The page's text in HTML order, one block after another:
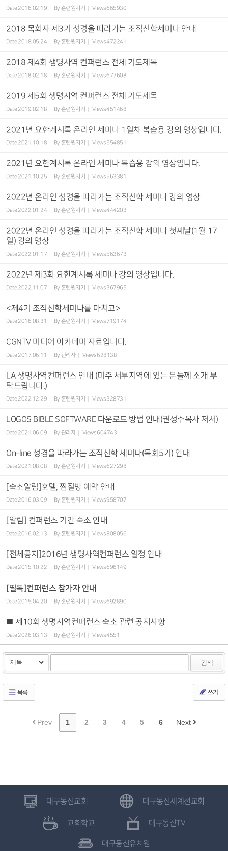
Date 2016.02.19 By 훈련원지기 Views665930
2018 목회자 제3기 성경을 따라가는 조직신학세미나 안내
Date 2018.05.24 By 훈련원지기 Views472241
2018 제4회 생명사역 컨퍼런스 전체 기도제목
Date 2018.02.18 By 훈련원지기 Views677608
2019 제5회 생명사역 컨퍼런스 전체 기도제목
Date 2019.02.18 By 훈련원지기 Views451468
2021년 요한계시록 온라인 세미나 1일차 복습용 강의 영상입니다.
Date 2021.10.18 By 훈련원지기 Views 554851
2021년 요한계시록 온라인 세미나 복습용 강의 영상입니다.
Date 2021.10.25 By 훈련원지기 Views 563381
2022년 온라인 성경을 따라가는 조직신학 세미나 강의 영상
Date 2022.01.24 By 훈련원지기 Views444203
2022년 온라인 성경을 따라가는 조직신학 세미나 첫째날(1월 17
일) 강의 영상
Date 2022.01.17 By 훈련원지기 Views 563673
2022년 제3회 요한계시록 세미나 강의 영상입니다.
Date 2022.11.07 By 훈련원지기 Views 367965
<제4기 조직신학세미나를 마치고>
Date 2016.08.31 By 훈련원지기 Views 719174
CGNTV 미디어 아카데미 자료입니다.
Date 2017.06.11 By 관리자 Views628138
LA 생명사역컨퍼런스 안내 (미주 서부지역에 있는 분들께 소개 부
탁드립니다.)
Date 2022.12.29 By 훈련원지기 Views 328731
LOGOS BIBLE SOFTWARE 다운로드 방법 안내(권성수목사 저서)
Date 2021.06.09 By 관리자 Views604743
On-line 성경을 따라가는 조직신학 세미나(목회5기) 안내
Date 2021.08.08 By 훈련원지기 Views627298
[숙소알림]호텔, 찜질방 예약 안내
Date 2016.03.09 By 훈련원지기 Views958707
[알림] 컨퍼런스 기간 숙소 안내
Date 2016.02.13 By 훈련원지기 Views 808056
[전체공지]2016년 생명사역컨퍼런스 일정 안내
Date 2015.10.22 By 훈련원지기 Views696149
[필독]컨퍼런스 참가자 안내
Date 2015.04.20 By 훈련원지기 Views692890
■ 제10회 생명사역컨퍼런스 숙소 관련 공지사항
Date 2026.03.13 By 훈련원지기 Views4551
검색
목록 쓰기
Prev 1 2 3 4 5 6 Next
대구동신교회 대구동신세계선교회
교회학교 대구동신TV
대구동신유치원